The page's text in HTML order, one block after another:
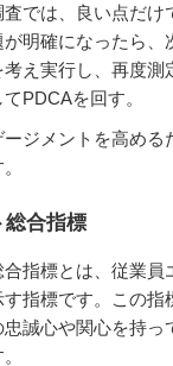
では、良い点だけ
が明確になったら、
え実行し、再度測
PDCAを回す。
ジメントを高める
総合指標
指標とは、従業員
指標です。この指
誠心や関心を持っ